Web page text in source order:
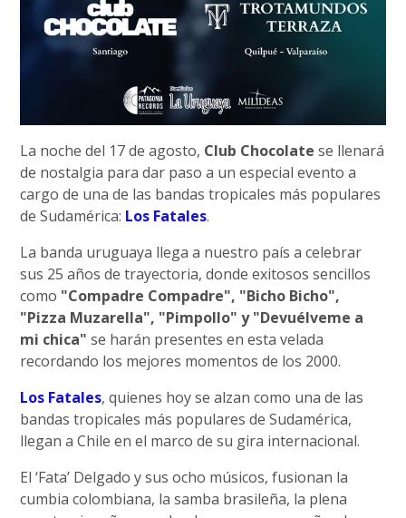
La noche del 17 de agosto, Club Chocolate se llenará
de nostalgia para dar paso a un especial evento a
cargo de una de las bandas tropicales más populares
de Sudamérica: Los Fatales.
La banda uruguaya llega a nuestro país a celebrar
sus 25 años de trayectoria, donde exitosos sencillos
como "Compadre Compadre", "Bicho Bicho",
"Pizza Muzarella", "Pimpollo" y "Devuélveme a
mi chica" se harán presentes en esta velada
recordando los mejores momentos de los 2000.
Los Fatales, quienes hoy se alzan como una de las
bandas tropicales más populares de Sudamérica,
llegan a Chile en el marco de su gira internacional.
El ‘Fata’ Delgado y sus ocho músicos, fusionan la
cumbia colombiana, la samba brasileña, la plena